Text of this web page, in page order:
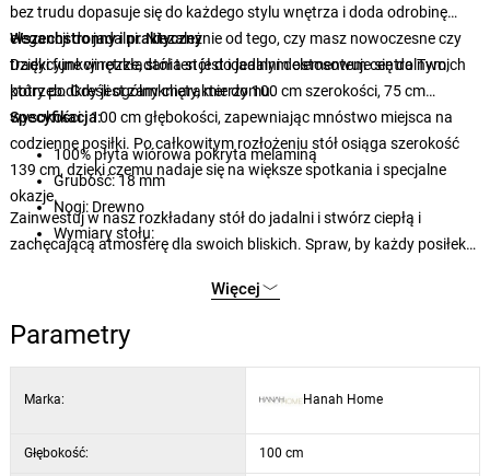
bez trudu dopasuje się do każdego stylu wnętrza i doda odrobinę
elegancji do jadalni. Niezależnie od tego, czy masz nowoczesne czy
tradycyjne wnętrze, stół ten jest idealnym elementem centralnym,
który podkreśli ogólny charakter domu.
Wszechstronny i praktyczny
Dzięki funkcji rozkładania stół do jadalni dostosowuje się do Twoich
potrzeb. Gdy jest zamknięty, mierzy 100 cm szerokości, 75 cm
wysokości i 100 cm głębokości, zapewniając mnóstwo miejsca na
codzienne posiłki. Po całkowitym rozłożeniu stół osiąga szerokość
139 cm, dzięki czemu nadaje się na większe spotkania i specjalne
okazje.
Specyfikacja:
100% płyta wiórowa pokryta melaminą
Grubość: 18 mm
Nogi: Drewno
Wymiary stołu:
Wysokość: 75 cm
Głębokość: 100 cm
Zainwestuj w nasz rozkładany stół do jadalni i stwórz ciepłą i
zachęcającą atmosferę dla swoich bliskich. Spraw, by każdy posiłek
tym pięknym meblu. Zamów go już teraz i przenieś swoje doznania
kulinarne na wyższy poziom.
Więcej
Parametry
Marka: Hanah Home
Głębokość: 100 cm